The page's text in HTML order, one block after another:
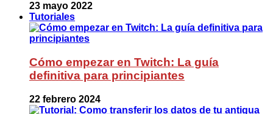
23 mayo 2022
Tutoriales
Cómo empezar en Twitch: La guía
definitiva para principiantes
22 febrero 2024